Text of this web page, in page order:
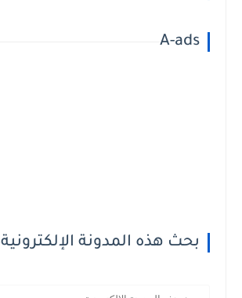
A-ads
بحث هذه المدونة الإلكترونية